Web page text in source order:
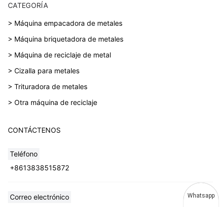
CATEGORÍA
> Máquina empacadora de metales
> Máquina briquetadora de metales
> Máquina de reciclaje de metal
> Cizalla para metales
> Trituradora de metales
> Otra máquina de reciclaje
CONTÁCTENOS
Teléfono
+8613838515872
Correo electrónico
Whatsapp